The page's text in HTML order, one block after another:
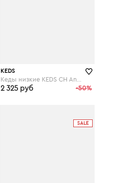
KEDS
-50%
2 325 руб
SALE